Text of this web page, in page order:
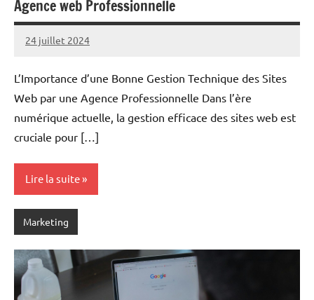
Agence web Professionnelle
24 juillet 2024
Marc
L’Importance d’une Bonne Gestion Technique des Sites
Web par une Agence Professionnelle Dans l’ère
numérique actuelle, la gestion efficace des sites web est
cruciale pour […]
Lire la suite
Marketing